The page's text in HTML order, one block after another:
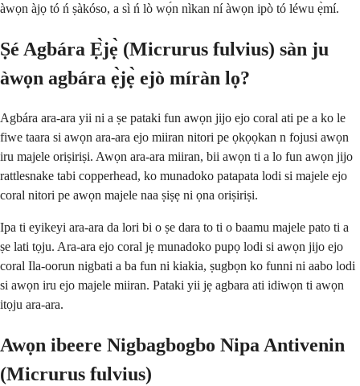
àwọn àjọ tó ń ṣàkóso, a sì ń lò wọ́n nìkan ní àwọn ipò tó léwu ẹ̀mí.
Ṣé Agbára Ẹ̀jẹ̀ (Micrurus fulvius) sàn ju
àwọn agbára ẹ̀jẹ̀ ejò míràn lọ?
Agbára ara-ara yii ni a ṣe pataki fun awọn jijo ejo coral ati pe a ko le
fiwe taara si awọn ara-ara ejo miiran nitori pe ọkọọkan n fojusi awọn
iru majele oriṣiriṣi. Awọn ara-ara miiran, bii awọn ti a lo fun awọn jijo
rattlesnake tabi copperhead, ko munadoko patapata lodi si majele ejo
coral nitori pe awọn majele naa ṣiṣẹ ni ọna oriṣiriṣi.
Ipa ti eyikeyi ara-ara da lori bi o ṣe dara to ti o baamu majele pato ti a
ṣe lati tọju. Ara-ara ejo coral jẹ munadoko pupọ lodi si awọn jijo ejo
coral Ila-oorun nigbati a ba fun ni kiakia, ṣugbọn ko funni ni aabo lodi
si awọn iru ejo majele miiran. Pataki yii jẹ agbara ati idiwọn ti awọn
itọju ara-ara.
Awọn ibeere Nigbagbogbo Nipa Antivenin
(Micrurus fulvius)